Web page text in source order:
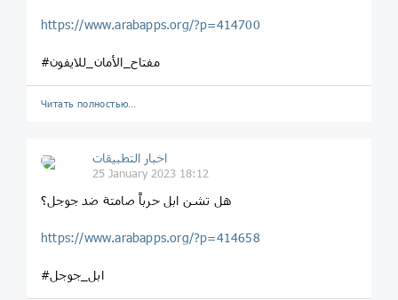
https://www.arabapps.org/?p=414700
#مفتاح_الأمان_للايفون
Читать полностью…
اخبار التطبيقات
25 January 2023 18:12
هل تشن ابل حرباً صامتة ضد جوجل؟
https://www.arabapps.org/?p=414658
#ابل_جوجل